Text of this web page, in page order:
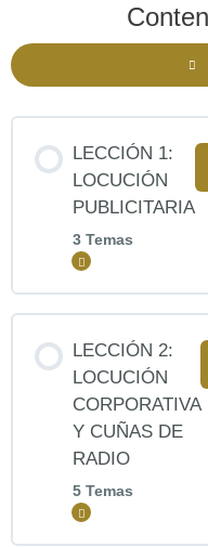
LECCIÓN 1:
LOCUCIÓN
PUBLICITARIA
3 Temas
0% COMPLETADO
VIDEOS
VIDEOS
LECCIÓN 2:
LOCUCIÓN
CORPORATIVA
Y CUÑAS DE
RADIO
5 Temas